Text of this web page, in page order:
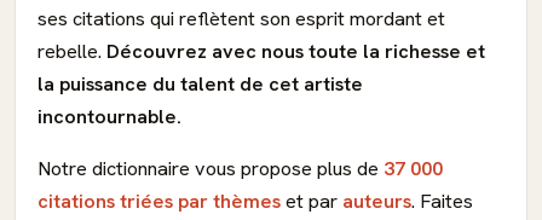
ses citations qui reflètent son esprit mordant et
rebelle. Découvrez avec nous toute la richesse et
la puissance du talent de cet artiste
incontournable.
Notre dictionnaire vous propose plus de 37 000
citations triées par thèmeset par auteurs. Faites